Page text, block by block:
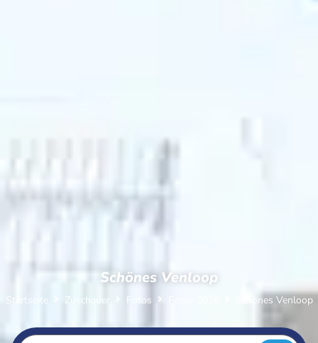
Schönes Venloop
Startseite Zuschauer Fotos Schönes Venloop